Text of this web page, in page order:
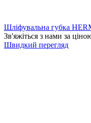
Шліфувальна губка
Зв'яжіться з нами за
Швидкий перегляд